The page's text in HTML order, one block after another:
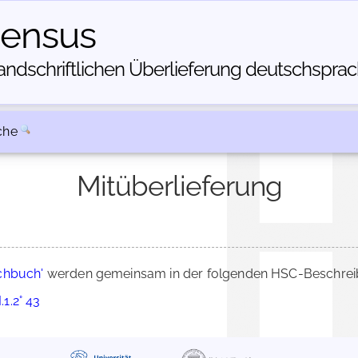
Über­lieferung
Mitüberlieferung
werden gemeinsam in der folgenden HSC-
43